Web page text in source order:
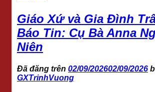
Giáo Xứ và Gia Đình
Báo Tin: Cụ Bà Anna
Niên
Đã đăng trên 02/09/202602/09/2026
GXTrinhVuong